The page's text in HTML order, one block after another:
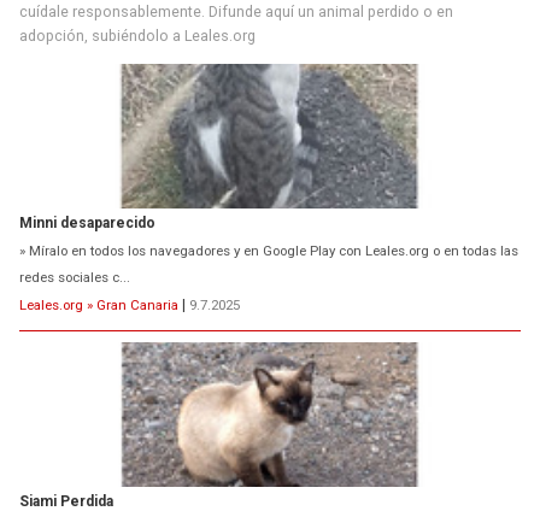
cuídale responsablemente. Difunde aquí un animal perdido o en
adopción, subiéndolo a Leales.org
Minni desaparecido
» Míralo en todos los navegadores y en Google Play con Leales.org o en todas las
redes sociales c...
Leales.org » Gran Canaria | 9.7.2025
Siami Perdida